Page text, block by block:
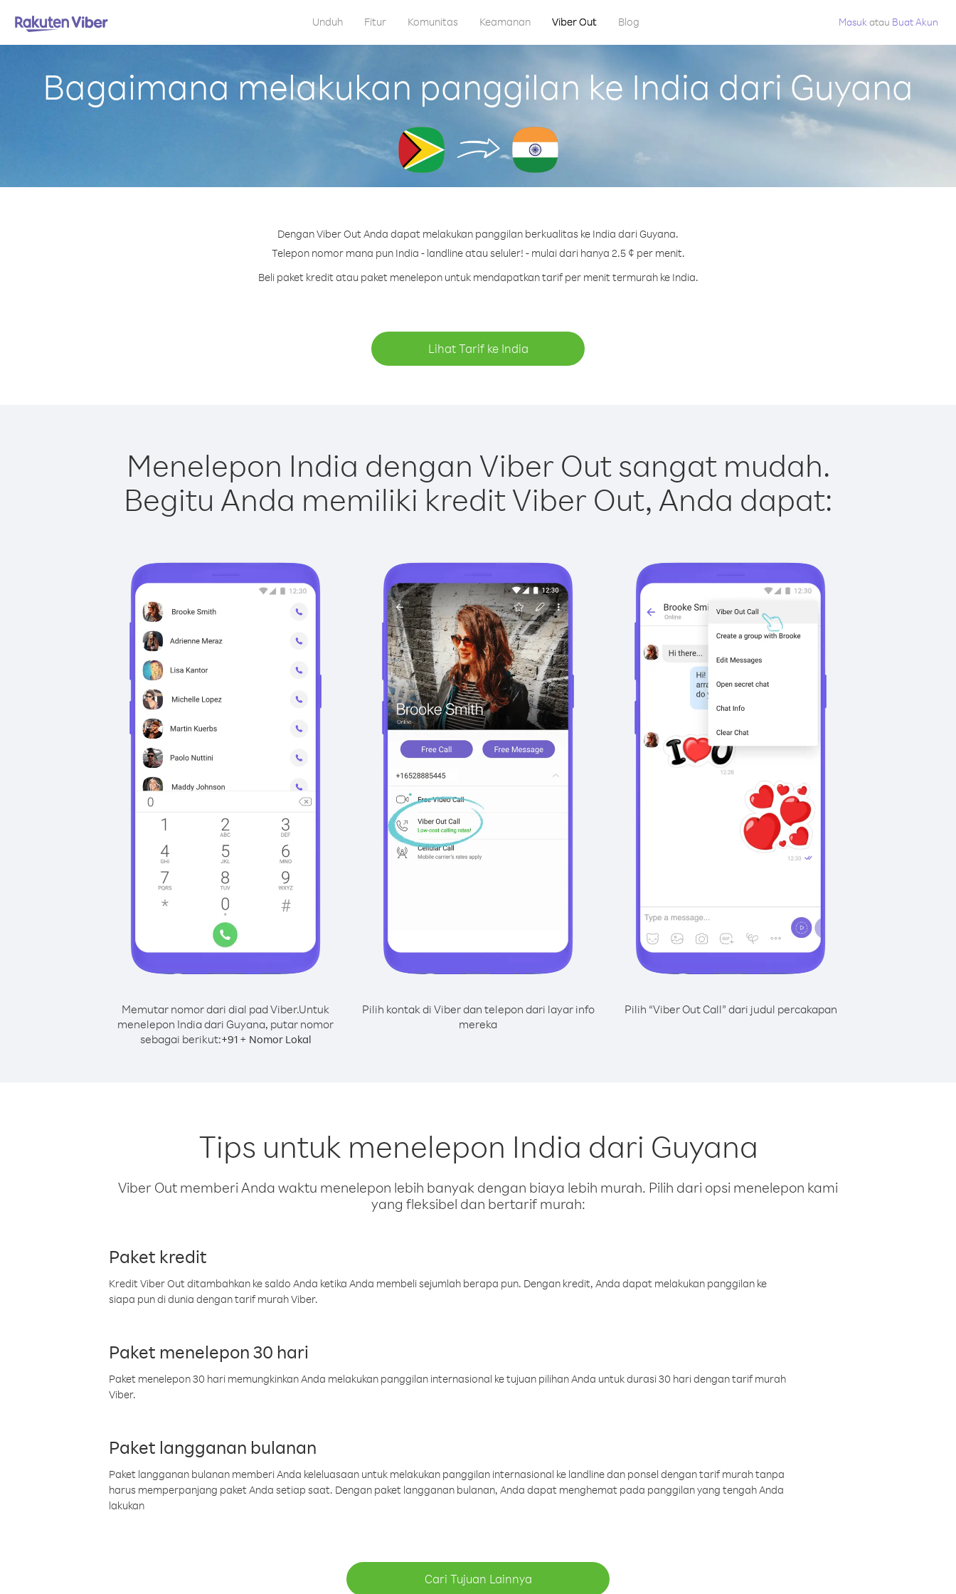
Unduh Fitur Komunitas Keamanan Viber Out Blog Masuk atau Buat Akun
Bagaimana melakukan panggilan ke India dari Guyana
Dengan Viber Out Anda dapat melakukan panggilan berkualitas ke India dari Guyana.
Telepon nomor mana pun India - landline atau seluler! - mulai dari hanya 2.5 ¢ per menit.
Beli paket kredit atau paket menelepon untuk mendapatkan tarif per menit termurah ke India.
Lihat Tarif ke India
Menelepon India dengan Viber Out sangat mudah.
Begitu Anda memiliki kredit Viber Out, Anda dapat:
Memutar nomor dari dial pad Viber.Untuk
menelepon India dari Guyana, putar nomor
sebagai berikut:+91+ Nomor Lokal
Pilih kontak di Viber dan telepon dari layar info
mereka
Pilih “Viber Out Call” dari judul percakapan
Tips untuk menelepon India dari Guyana
Viber Out memberi Anda waktu menelepon lebih banyak dengan biaya lebih murah. Pilih dari opsi menelepon kami
yang fleksibel dan bertarif murah:
Paket kredit
Kredit Viber Out ditambahkan ke saldo Anda ketika Anda membeli sejumlah berapa pun. Dengan kredit, Anda dapat melakukan panggilan ke
siapa pun di dunia dengan tarif murah Viber.
Paket menelepon 30 hari
Paket menelepon 30 hari memungkinkan Anda melakukan panggilan internasional ke tujuan pilihan Anda untuk durasi 30 hari dengan tarif murah
Viber.
Paket langganan bulanan
Paket langganan bulanan memberi Anda keleluasaan untuk melakukan panggilan internasional ke landline dan ponsel dengan tarif murah tanpa
harus memperpanjang paket Anda setiap saat. Dengan paket langganan bulanan, Anda dapat menghemat pada panggilan yang tengah Anda
lakukan
Cari Tujuan Lainnya